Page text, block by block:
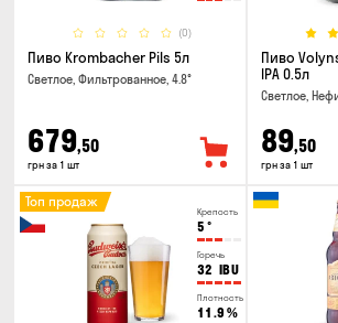
(0)
Пиво Krombacher Pils 5л
Светлое, Фильтрованное, 4.8°
679,50
грн за 1 шт
Пиво
IPA 0.5л
Светлое,
89,50
грн за 1 шт
Крепость
5 °
Горечь
32 IBU
Плотность
11.9 %
Топ продаж